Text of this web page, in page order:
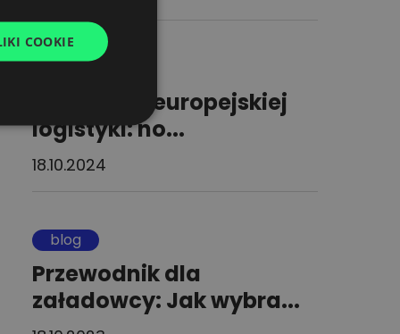
blog
Wyzwania europejskiej
logistyki: no...
18.10.2024
blog
Przewodnik dla
załadowcy: Jak wybra...
UKRAINIAN
FRENCH
DUTCH
COOKIE